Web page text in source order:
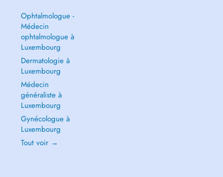
Ophtalmologue -
Médecin
ophtalmologue à
Luxembourg
Dermatologie à
Luxembourg
Médecin
généraliste à
Luxembourg
Gynécologue à
Luxembourg
Tout voir →